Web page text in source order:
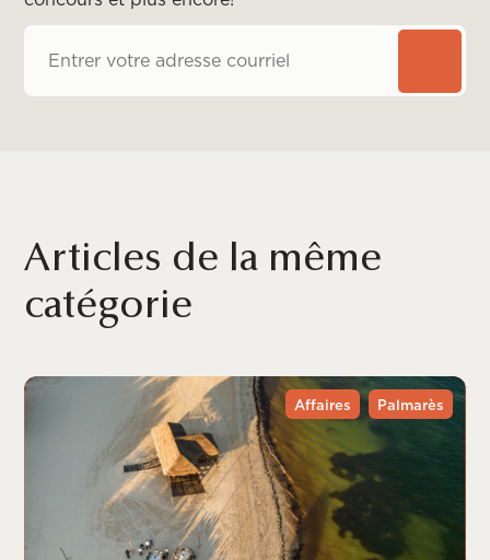
Articles de la même
catégorie
Affaires Palmarès